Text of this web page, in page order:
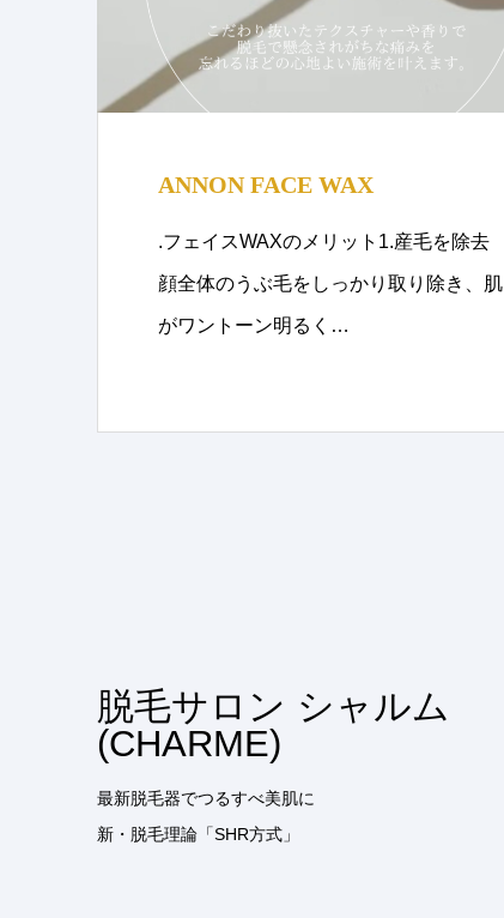
ANNON FACE WAX
.フェイスWAXのメリット1.産毛を除去
顔全体のうぶ毛をしっかり取り除き、肌
がワントーン明るく…
脱毛サロン シャルム
(CHARME)
最新脱毛器でつるすべ美肌に
新・脱毛理論「SHR方式」